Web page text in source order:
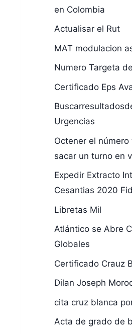
en Colombia
Actualisar el Rut
MAT modulacion
Numero Targeta
Certificado Eps
Urgencias
Octener el
sacar un turno en
Expedir Extracto
Cesantias 2020
Libretas Mil
Atlántico se Abre
Globales
Certificado Crauz
Dilan Joseph
cita cruz blanca
Acta de grado de